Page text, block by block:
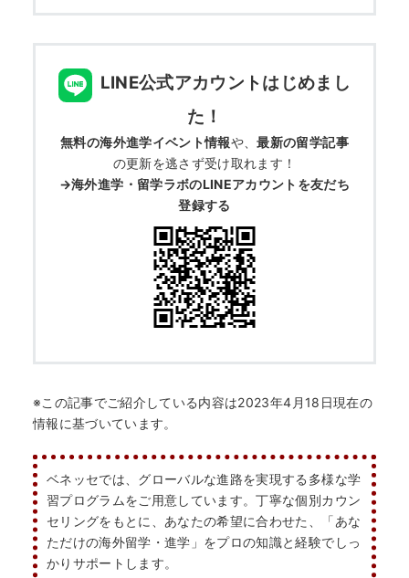
おすすめ特集
EVENTS
LINE公式アカウントはじめまし
た！
無料の海外進学イベント情報や、最新の留学記事
の更新を逃さず受け取れます！
→海外進学・留学ラボのLINEアカウントを友だち
登録する
※この記事でご紹介している内容は2023年4月18 日現在の
情報に基づいています。
ベネッセでは、グローバルな進路を実現する多様な学
習プログラムをご用意しています。丁寧な個別カウン
セリングをもとに、あなたの希望に合わせた、「あな
ただけの海外留学・進学」をプロの知識と経験でしっ
かりサポートします。